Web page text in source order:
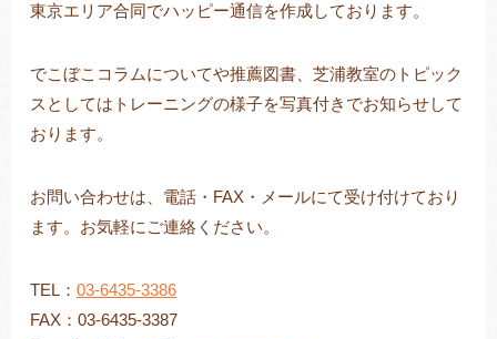
東京エリア合同でハッピー通信を作成しております。
でこぼこコラムについてや推薦図書、芝浦教室のトピック
スとしてはトレーニングの様子を写真付きでお知らせして
おります。
お問い合わせは、電話・FAX・メールにて受け付けており
ます。お気軽にご連絡ください。
TEL： 03-6435-3386
FAX：03-6435-3387